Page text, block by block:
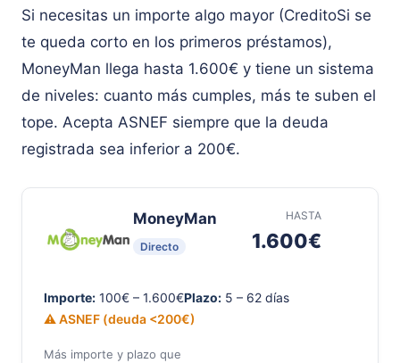
Si necesitas un importe algo mayor (CreditoSi se
te queda corto en los primeros préstamos),
MoneyMan llega hasta 1.600€ y tiene un sistema
de niveles: cuanto más cumples, más te suben el
tope. Acepta ASNEF siempre que la deuda
registrada sea inferior a 200€.
MoneyMan
Directo
HASTA
1.600€
Importe: 100€ – 1.600€Plazo: 5 – 62 días
⚠ ASNEF (deuda <200€)
Más importe y plazo que